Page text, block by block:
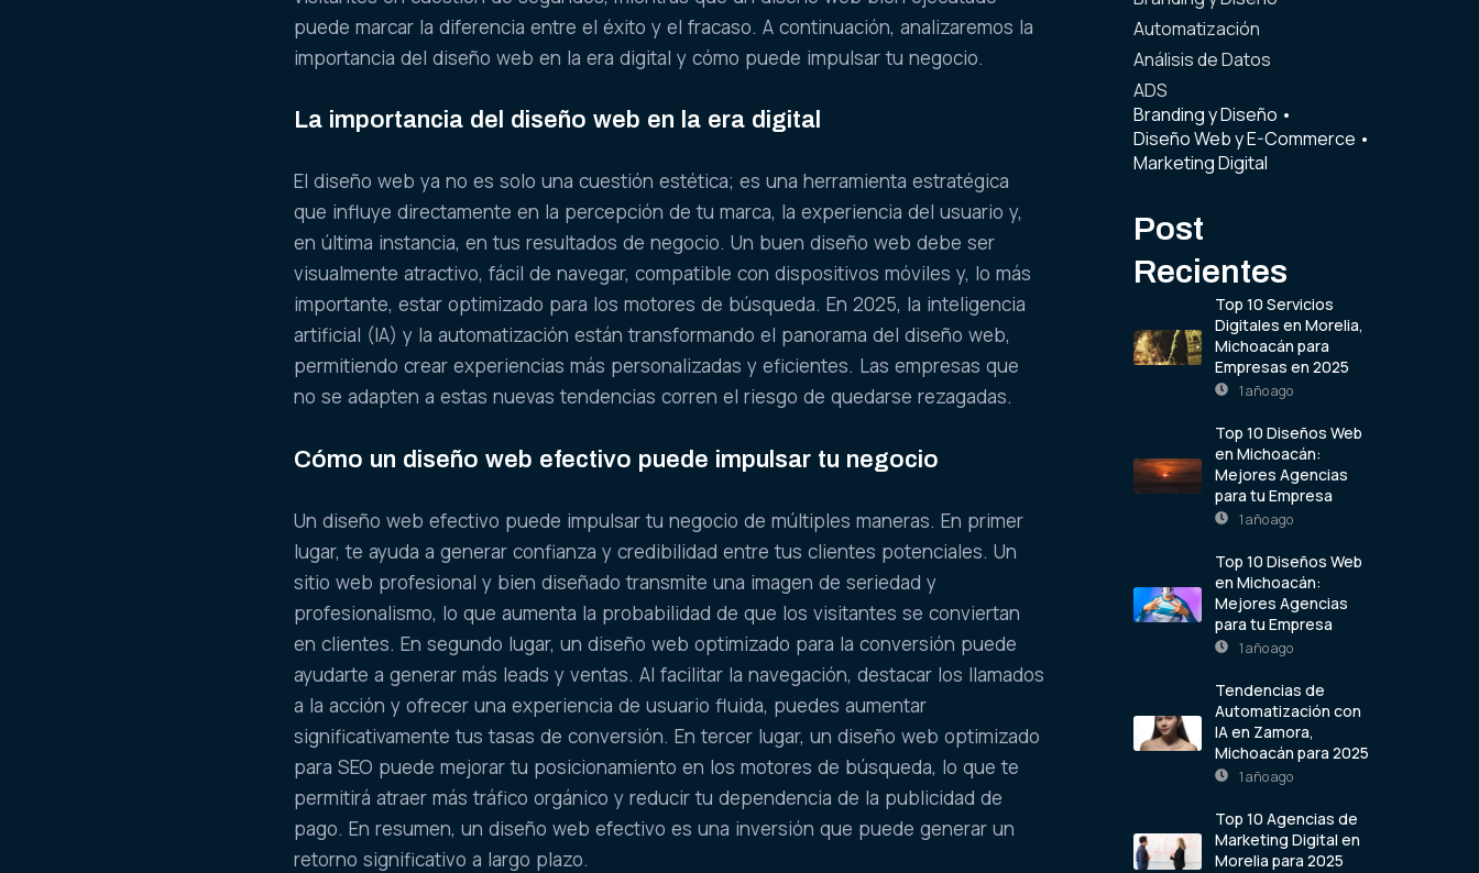
puede marcar la diferencia entre el éxito y el fracaso. A continuación, analizaremos la
importancia del diseño web en la era digital y cómo puede impulsar tu negocio.
La importancia del diseño web en la era digital
El diseño web ya no es solo una cuestión estética; es una herramienta estratégica
que influye directamente en la percepción de tu marca, la experiencia del usuario y,
en última instancia, en tus resultados de negocio. Un buen diseño web debe ser
visualmente atractivo, fácil de navegar, compatible con dispositivos móviles y, lo más
importante, estar optimizado para los motores de búsqueda. En 2025, la inteligencia
artificial (IA) y la automatización están transformando el panorama del diseño web,
permitiendo crear experiencias más personalizadas y eficientes. Las empresas que
no se adapten a estas nuevas tendencias corren el riesgo de quedarse rezagadas.
Cómo un diseño web efectivo puede impulsar tu negocio
Un diseño web efectivo puede impulsar tu negocio de múltiples maneras. En primer
lugar, te ayuda a generar confianza y credibilidad entre tus clientes potenciales. Un
sitio web profesional y bien diseñado transmite una imagen de seriedad y
profesionalismo, lo que aumenta la probabilidad de que los visitantes se conviertan
en clientes. En segundo lugar, un diseño web optimizado para la conversión puede
ayudarte a generar más leads y ventas. Al facilitar la navegación, destacar los llamados
a la acción y ofrecer una experiencia de usuario fluida, puedes aumentar
significativamente tus tasas de conversión. En tercer lugar, un diseño web optimizado
para SEO puede mejorar tu posicionamiento en los motores de búsqueda, lo que te
permitirá atraer más tráfico orgánico y reducir tu dependencia de la publicidad de
pago. En resumen, un diseño web efectivo es una inversión que puede generar un
retorno significativo a largo plazo.
Automatización
Análisis de Datos
ADS
Branding y Diseño •
Diseño Web y E-Commerce •
Marketing Digital
Post
Recientes
Top 10 Servicios
Digitales en Morelia,
Michoacán para
Empresas en 2025
1 año ago
Top 10 Diseños Web
en Michoacán:
Mejores Agencias
para tu Empresa
1 año ago
Top 10 Diseños Web
en Michoacán:
Mejores Agencias
para tu Empresa
1 año ago
Tendencias de
Automatización con
IA en Zamora,
Michoacán para 2025
1 año ago
Top 10 Agencias de
Marketing Digital en
Morelia para 2025